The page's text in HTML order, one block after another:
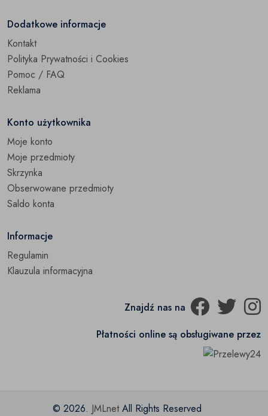
Dodatkowe informacje
Kontakt
Polityka Prywatności i Cookies
Pomoc / FAQ
Reklama
Konto użytkownika
Moje konto
Moje przedmioty
Skrzynka
Obserwowane przedmioty
Saldo konta
Informacje
Regulamin
Klauzula informacyjna
Znajdź nas na
Płatności online są obsługiwane przez
© 2026. JMLnetAll Rights Reserved